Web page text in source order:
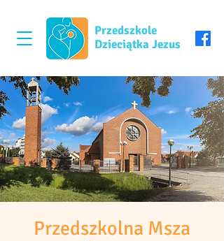
Przedszkole
Dzieciątka Jezus
Przedszkolna Msza